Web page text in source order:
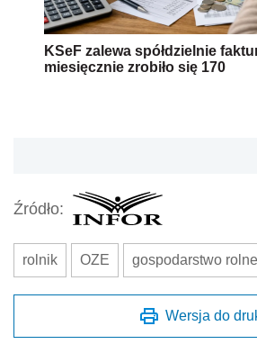
KSeF zalewa spółdzielnie
miesięcznie zrobiło się 170
Źródło:
rolnik OZE gospodarstwo rolne
Wersja do